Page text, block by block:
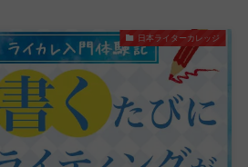
日本ライターカレッジ